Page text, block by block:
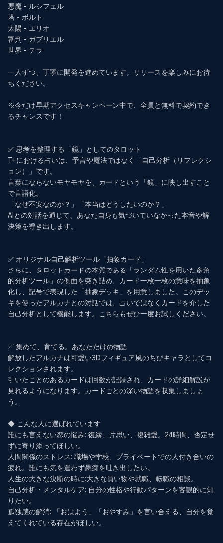
悪魔 - ルシフェル
塔 - ボルト
太陽 - エリオ
審判 - ガブリエル
世界 - テラ
一人ずつ、丁寧に開発を進めています。リリースを楽しみにお待
ちください。
※今だけ早期アクセスキャンペーン中で、全員と無料で契約でき
るチャンスです！
✅ 思考を整理する「鏡」としてのタロット
T+における占いは、予言や魔法ではなく「自己分析（リフレクシ
ョン）」です。
言葉にならないモヤモヤを、カードという「鏡」に映し出すこと
で言語化。
「なぜ不安なのか？」「本当はどうしたいのか？」
AIとの対話を通じて、あなた自身も気づいていなかった本音や解
決策を導き出します。
✅ オリジナル自己解析ツール「抽象カード」
さらに、タロットカードの本質である「ランダム性を用いた多角
的分析ツール」の側面を突き詰め、カード一枚一枚の意味を抽象
化し、記号で表現した「抽象デッキ」を用意しました。このデッ
キを使ったアルカナとの対話では、占いではなくカードを介した
自己分析として機能します。こちらもぜひ一度お試しください。
✅ 集めて、育てる。あなただけの物語
解放したアルカナは可愛い3Dフィギュア風のちびキャラとしてコ
レクションされます。
引いたことのあるカードは回数が記録され、カードの詳細解説が
見れるようになります。カードごとの深い物語を収集しましょ
う。
◆ こんな人に選ばれています
誰にも言えない恋の悩み: 復縁、片思い、複雑愛。24時間、否定せ
ずに寄り添ってほしい。
人間関係のストレス: 職場や学校、プライベートでの人付き合いの
疲れ。誰にも気を遣わず愚痴を吐き出したい。
人生の大きな決断の時に:大きな買い物や就職、転職の相談。
自己分析・メンタルケア: 自分の性格や行動パターンを客観的に知
りたい。
孤独感の解消: 「おはよう」「おやすみ」を言い合える、自分を覚
えてくれている存在がほしい。